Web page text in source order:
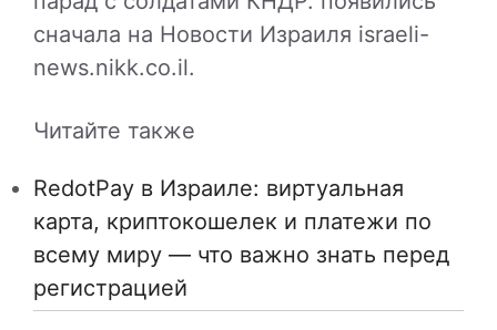
сначала на Новости Израиля israeli-
news.nikk.co.il.
Читайте также
RedotPay в Израиле: виртуальная
карта, криптокошелек и платежи по
всему миру — что важно знать перед
регистрацией